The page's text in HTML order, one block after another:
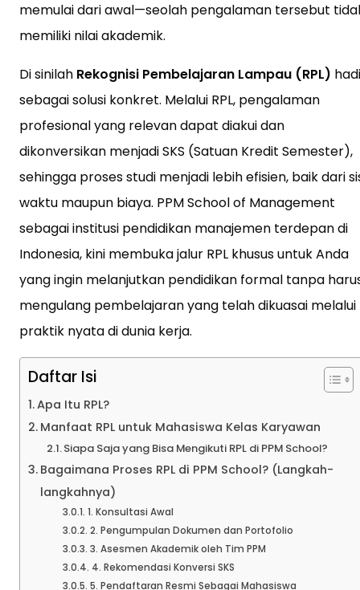
memulai dari awal—seolah pengalaman tersebut
memiliki nilai akademik.
Di sinilah Rekognisi Pembelajaran Lampau (RPL)
sebagai solusi konkret. Melalui RPL, pengalaman
profesional yang relevan dapat diakui dan
dikonversikan menjadi SKS (Satuan Kredit Semester),
sehingga proses studi menjadi lebih efisien, baik dari
waktu maupun biaya. PPM School of Management
sebagai institusi pendidikan manajemen terdepan di
Indonesia, kini membuka jalur RPL khusus untuk Anda
yang ingin melanjutkan pendidikan formal tanpa
mengulang pembelajaran yang telah dikuasai melalui
praktik nyata di dunia kerja.
Daftar Isi
Apa Itu RPL?
Manfaat RPL untuk Mahasiswa Kelas Karyawan
Siapa Saja yang Bisa Mengikuti RPL di PPM School?
Bagaimana Proses RPL di PPM School? (Langkah-
langkahnya)
1. Konsultasi Awal
2. Pengumpulan Dokumen dan Portofolio
3. Asesmen Akademik oleh Tim PPM
4. Rekomendasi Konversi SKS
5. Pendaftaran Resmi Sebagai Mahasiswa